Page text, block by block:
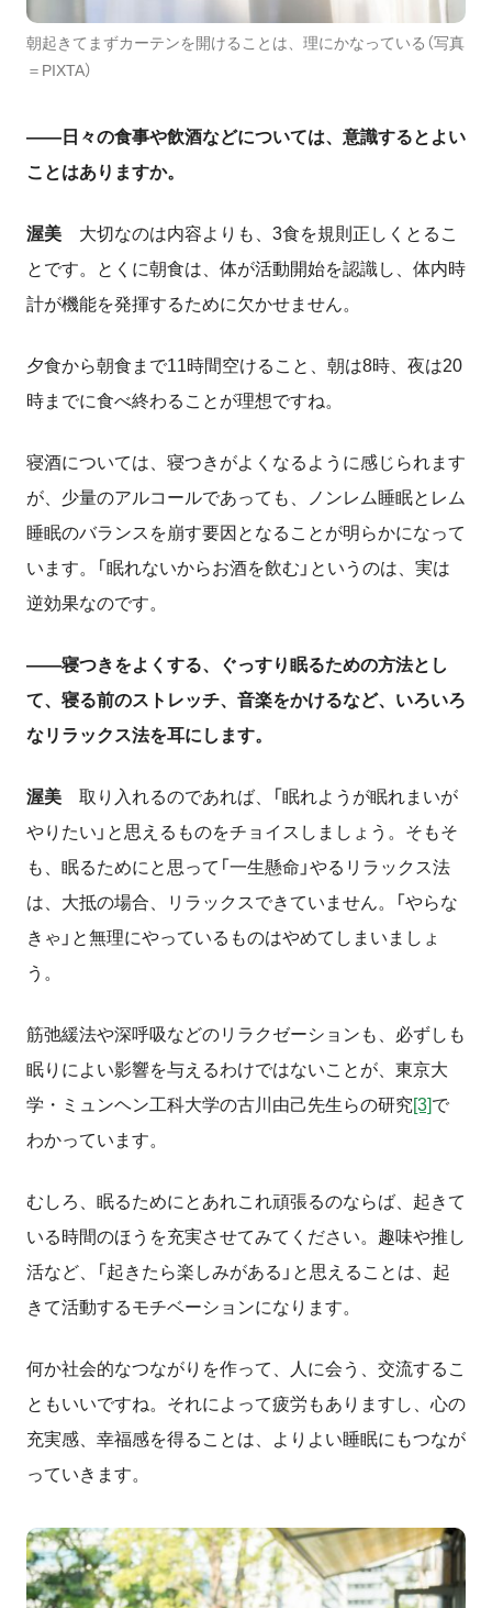
朝起きてまずカーテンを開けることは、理にかなっている（写真
＝PIXTA）
――日々の食事や飲酒などについては、意識するとよい
ことはありますか。
渥美 大切なのは内容よりも、 3食を規則正しくとるこ
とです。とくに朝食は、体が活動開始を認識し、体内時
計が機能を発揮するために欠かせません。
夕食から朝食まで11時間空けること、朝は8時、夜は20
時までに食べ終わることが理想ですね。
寝酒については、寝つきがよくなるように感じられます
が、少量のアルコールであっても、ノンレム睡眠とレム
睡眠のバランスを崩す要因となることが明らかになって
います。「眠れないからお酒を飲む」というのは、実は
逆効果なのです。
――寝つきをよくする、ぐっすり眠るための方法とし
て、寝る前のストレッチ、音楽をかけるなど、いろいろ
なリラックス法を耳にします。
渥美 取り入れるのであれば、「眠れようが眠れまいが
やりたい」と思えるものをチョイスしましょう。そもそ
も、眠るためにと思って「一生懸命」やるリラックス法
は、大抵の場合、リラックスできていません。「やらな
きゃ」と無理にやっているものはやめてしまいましょ
う。
筋弛緩法や深呼吸などのリラクゼーションも、必ずしも
眠りによい影響を与えるわけではないことが、東京大
学・ミュンヘン工科大学の古川由己先生らの研究[3]で
わかっています。
むしろ、眠るためにとあれこれ頑張るのならば、起きて
いる時間のほうを充実させてみてください。趣味や推し
活など、「起きたら楽しみがある」と思えることは、起
きて活動するモチベーションになります。
何か社会的なつながりを作って、人に会う、交流するこ
ともいいですね。それによって疲労もありますし、心の
充実感、幸福感を得ることは、よりよい睡眠にもつなが
っていきます。